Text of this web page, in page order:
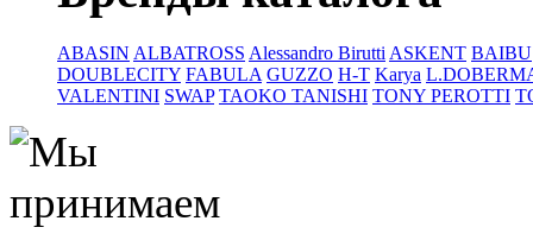
ABASIN ALBATROSS Alessandro Birutti ASKENT BAIBU
DOUBLECITY FABULA GUZZO H-T Karya
VALENTINI SWAP TAOKO TANISHI TONY PEROTTI